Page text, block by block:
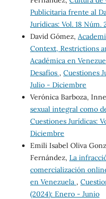
Publicitaria frente al
Jurídicas: Vol. 18
David Gómez,
Context, Restrictions
Académica en
Desafíos , Cuestiones
Julio - Diciembre
Verónica Barboza,
sexual integral como
Cuestiones Jurídicas:
Diciembre
Emili Isabel Oliva
Fernández, La
comercialización
en Venezuela ,
(2024): Enero - Junio